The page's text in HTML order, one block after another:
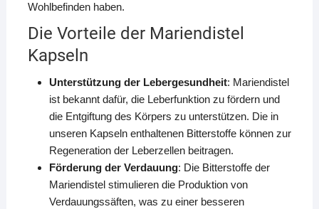
Wohlbefinden haben.
Die Vorteile der Mariendistel
Kapseln
Unterstützung der Lebergesundheit: Mariendistel
ist bekannt dafür, die Leberfunktion zu fördern und
die Entgiftung des Körpers zu unterstützen. Die in
unseren Kapseln enthaltenen Bitterstoffe können zur
Regeneration der Leberzellen beitragen.
Förderung der Verdauung: Die Bitterstoffe der
Mariendistel stimulieren die Produktion von
Verdauungssäften, was zu einer besseren